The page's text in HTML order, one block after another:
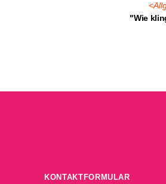
<
"Wie
KONTAKTFORMULAR